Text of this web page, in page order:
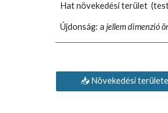
Hat növekedési terület
Újdonság: a jellem dimenzió
📥 Növekedési